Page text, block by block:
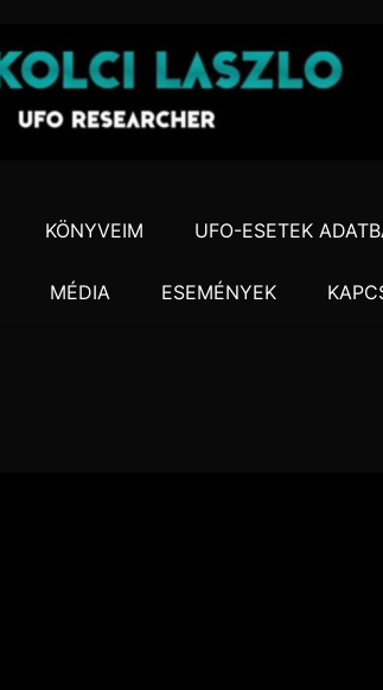
KÖNYVEIM UFO-ESETEK
MÉDIA ESEMÉNYEK